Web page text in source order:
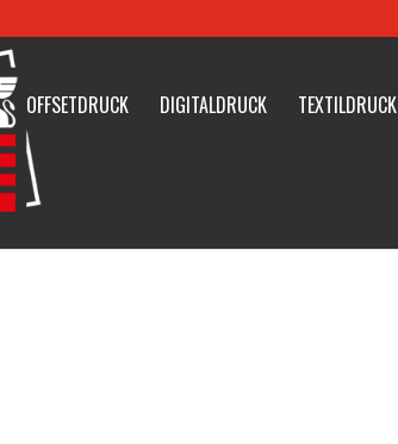
OFFSETDRUCK DIGITALDRUCK TEXTILDRUCK